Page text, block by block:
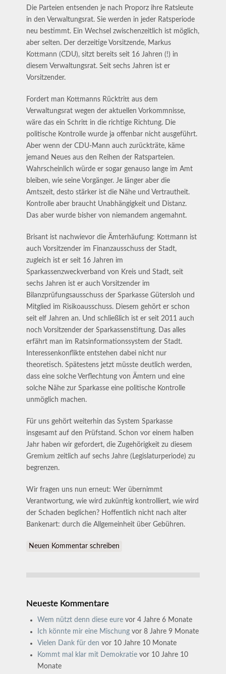
Die Parteien entsenden je nach Proporz ihre Ratsleute
in den Verwaltungsrat. Sie werden in jeder Ratsperiode
neu bestimmt. Ein Wechsel zwischenzeitlich ist möglich,
aber selten. Der derzeitige Vorsitzende, Markus
Kottmann (CDU), sitzt bereits seit 16 Jahren (!) in
diesem Verwaltungsrat. Seit sechs Jahren ist er
Vorsitzender.
Fordert man Kottmanns Rücktritt aus dem
Verwaltungsrat wegen der aktuellen Vorkommnisse,
wäre das ein Schritt in die richtige Richtung. Die
politische Kontrolle wurde ja offenbar nicht ausgeführt.
Aber wenn der CDU-Mann auch zurückträte, käme
jemand Neues aus den Reihen der Ratsparteien.
Wahrscheinlich würde er sogar genauso lange im Amt
bleiben, wie seine Vorgänger. Je länger aber die
Amtszeit, desto stärker ist die Nähe und Vertrautheit.
Kontrolle aber braucht Unabhängigkeit und Distanz.
Das aber wurde bisher von niemandem angemahnt.
Brisant ist nachwievor die Ämterhäufung: Kottmann ist
auch Vorsitzender im Finanzausschuss der Stadt,
zugleich ist er seit 16 Jahren im
Sparkassenzweckverband von Kreis und Stadt, seit
sechs Jahren ist er auch Vorsitzender im
Bilanzprüfungsausschuss der Sparkasse Gütersloh und
Mitglied im Risikoausschuss. Diesem gehört er schon
seit elf Jahren an. Und schließlich ist er seit 2011 auch
noch Vorsitzender der Sparkassenstiftung. Das alles
erfährt man im Ratsinformationssystem der Stadt.
Interessenkonflikte entstehen dabei nicht nur
theoretisch. Spätestens jetzt müsste deutlich werden,
dass eine solche Verflechtung von Ämtern und eine
solche Nähe zur Sparkasse eine politische Kontrolle
unmöglich machen.
Für uns gehört weiterhin das System Sparkasse
insgesamt auf den Prüfstand. Schon vor einem halben
Jahr haben wir gefordert, die Zugehörigkeit zu diesem
Gremium zeitlich auf sechs Jahre (Legislaturperiode) zu
begrenzen.
Wir fragen uns nun erneut: Wer übernimmt
Verantwortung, wie wird zukünftig kontrolliert, wie wird
der Schaden beglichen? Hoffentlich nicht nach alter
Bankenart: durch die Allgemeinheit über Gebühren.
Neuen Kommentar schreiben
Neueste Kommentare
Wem nützt denn diese eure vor 4 Jahre 6 Monate
Ich könnte mir eine Mischung vor 8 Jahre 9 Monate
Vielen Dank für den vor 10 Jahre 10 Monate
Kommt mal klar mit Demokratie vor 10 Jahre 10
Monate